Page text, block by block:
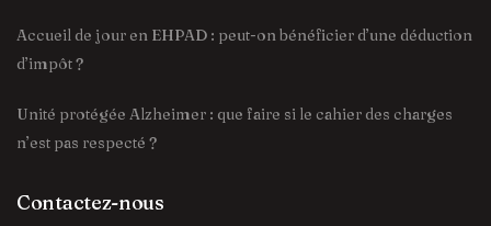
Accueil de jour en EHPAD : peut-on bénéficier d’une déduction
d’impôt ?
Unité protégée Alzheimer : que faire si le cahier des charges
n’est pas respecté ?
Contactez-nous